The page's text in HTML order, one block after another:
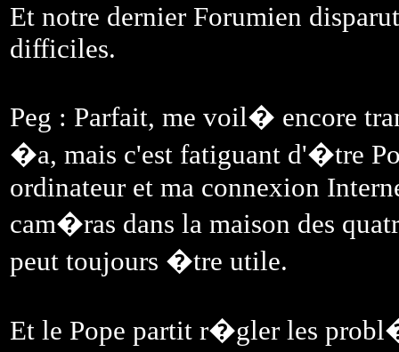
Et notre dernier Forumien
difficiles.
Peg : Parfait, me voil� encore
�a, mais c'est fatiguant d'�tre
ordinateur et ma connexion
cam�ras dans la maison des
peut toujours �tre utile.
Et le Pope partit r�gler les